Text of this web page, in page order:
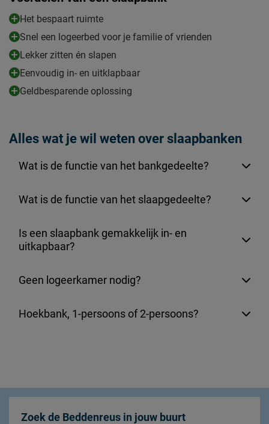
Het bespaart ruimte
Snel een logeerbed voor je familie of vrienden
Lekker zitten én slapen
Eenvoudig in- en uitklapbaar
Geldbesparende oplossing
Alles wat je wil weten over slaapbanken
Wat is de functie van het bankgedeelte?
Wat is de functie van het slaapgedeelte?
Is een slaapbank gemakkelijk in- en
uitkapbaar?
Geen logeerkamer nodig?
Hoekbank, 1-persoons of 2-persoons?
Zoek de Beddenreus in jouw buurt